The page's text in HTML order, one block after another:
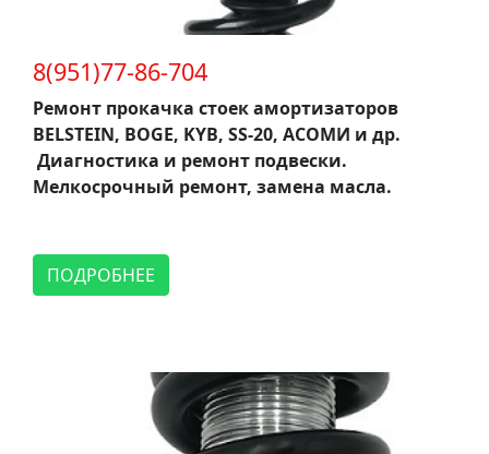
8(951)77-86-704
Ремонт прокачка стоек амортизаторов
BELSTEIN, BOGE, KYB, SS-20, АСОМИ и др.
Диагностика и ремонт подвески.
Мелкосрочный ремонт, замена масла.
ПОДРОБНЕЕ